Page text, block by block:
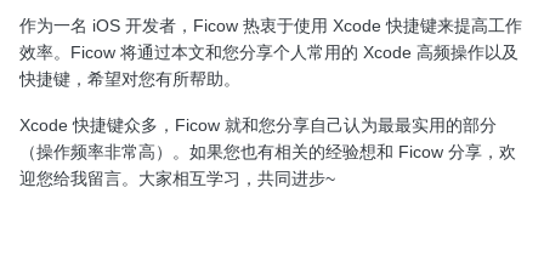
作为一名 iOS 开发者，Ficow 热衷于使用 Xcode 快捷键来提高工作
效率。Ficow 将通过本文和您分享个人常用的 Xcode 高频操作以及
快捷键，希望对您有所帮助。
Xcode 快捷键众多，Ficow 就和您分享自己认为最最实用的部分
（操作频率非常高）。如果您也有相关的经验想和 Ficow 分享，欢
迎您给我留言。大家相互学习，共同进步~